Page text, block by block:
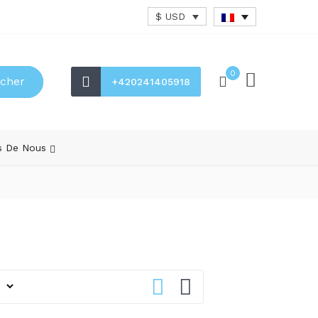
$ USD
+420241405918
0
De Nous